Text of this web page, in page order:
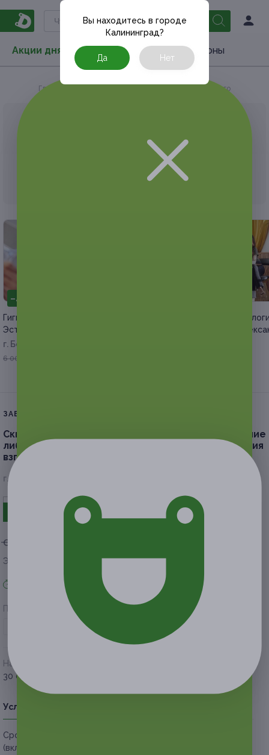
Акции дня Товары Туризм РестоКупоны
Вы находитесь в городе
Калининград?
Да Нет
Главная Другое
К сожалению, выгодные акции быстро
Но у Frendi есть предложения, которые
могут вам понравиться!
–40%
Гигиена полости рта от «Денталь
Эстетик» со скидкой
г. Белгород, Славы пр-т, д. 18
6 000 руб.
Консультации и
игра от психолога
ЗАВЕРШЁННАЯ АКЦИЯ
Скидка до 56%.
Окрашивание бровей, наращивание
либо ламинирование ресниц в студии оформления
взгляда «Маршмеллоу»
г. Белгород, ул. Конева, д. 2а, эт. 2 (ТЦ «Андреевский»)
от 400 руб.
Экономия от 200 руб.
Акция завершена
Поделиться с друзьями
Начало действия
30 сентября 2020 г.
Условия
Срок действия купонов:
(включительно).